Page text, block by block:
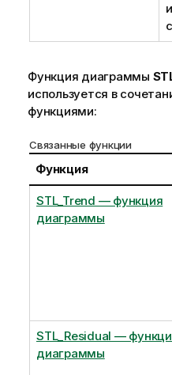
Функция диаграммы
используется в
функциями:
Связанные функции
Функция
STL_Trend — функция
диаграммы
STL_Residual —
диаграммы